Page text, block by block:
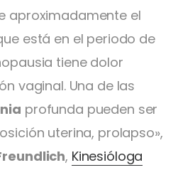
aproximadamente el
está en el periodo de
tiene dolor
vaginal. Una de las
profunda pueden ser
uterina, prolapso»,
, Kinesióloga